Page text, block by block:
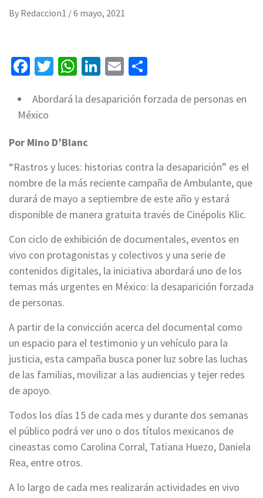
By Redaccion1 /6 mayo, 2021
Facebook
Twitter
WhatsApp
LinkedIn
Email
Abordará la desaparición forzada de personas en
México
Por Mino D’Blanc
“Rastros y luces: historias contra la desaparición” es el
nombre de la más reciente campaña de Ambulante, que
durará de mayo a septiembre de este año y estará
disponible de manera gratuita través de Cinépolis Klic.
Con ciclo de exhibición de documentales, eventos en
vivo con protagonistas y colectivos y una serie de
contenidos digitales, la iniciativa abordará uno de los
temas más urgentes en México: la desaparición forzada
de personas.
A partir de la convicción acerca del documental como
un espacio para el testimonio y un vehículo para la
justicia, esta campaña busca poner luz sobre las luchas
de las familias, movilizar a las audiencias y tejer redes
de apoyo.
Todos los días 15 de cada mes y durante dos semanas
el público podrá ver uno o dos títulos mexicanos de
cineastas como Carolina Corral, Tatiana Huezo, Daniela
Rea, entre otros.
A lo largo de cada mes realizarán actividades en vivo